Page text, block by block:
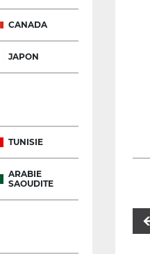
CANADA
JAPON
TUNISIE
ARABIE
SAOUDITE